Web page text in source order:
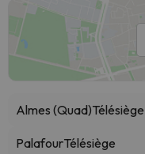
Almes (Quad)Télésiège
PalafourTélésiège